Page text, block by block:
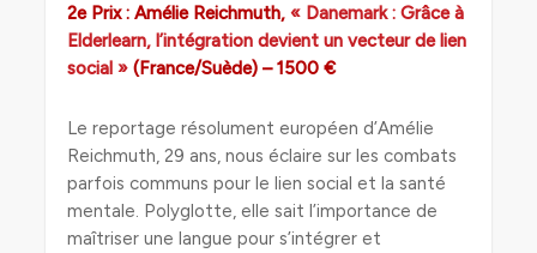
2e Prix : Amélie Reichmuth,« Danemark : Grâce à
Elderlearn, l’intégration devient un vecteur de lien
social » (France/Suède) – 1500 €
Le reportage résolument européen d’Amélie
Reichmuth, 29 ans, nous éclaire sur les combats
parfois communs pour le lien social et la santé
mentale. Polyglotte, elle sait l’importance de
maîtriser une langue pour s’intégrer et